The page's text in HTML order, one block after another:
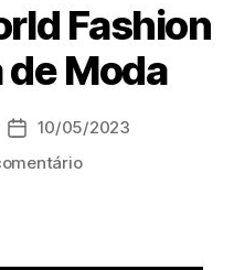
Fashion
Moda
Data10/05/2023
em